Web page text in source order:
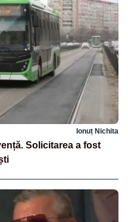
Ionuț Nichita
Solicitarea a fost